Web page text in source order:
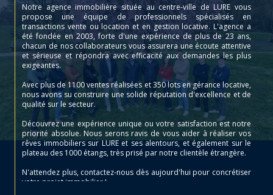
Notre agence immobilière située au centre-ville de LURE vous
propose une équipe de professionnels spécialisés en
transactions vente ou location et en gestion locative. L'agence a
été fondée en 2003, forte d'une expérience de plus de 23 ans,
chacun de nos collaborateurs vous assurera une écoute attentive
et sérieuse et répondra avec efficacité aux demandes les plus
exigeantes.
Avec plus de 1100 ventes réalisées et 350 lots en gérance locative,
nous avons su construire une solide réputation d'excellence et de
qualité sur le secteur.
Découvrez une expérience unique ou votre satisfaction est notre
priorité absolue. Nous serons ravis de vous aider à réaliser vos
rêves immobiliers sur LURE et ses alentours, et également sur le
plateau des 1000 étangs, très prisé par notre clientèle étrangère.
N'attendez plus, contactez-nous dès aujourd'hui pour concrétiser
votre projet immobilier !